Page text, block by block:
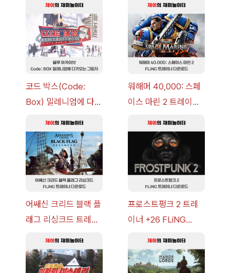
코드 박스(Code:
Box) 밀레니엄에 다가
략 [복각] | 블루 아카
이브
워해머 40,000: 스페
이스 마린 2 트레이너
v14.0+] 다운로드
어쌔신 크리드 블랙 플
래그 리싱크드 트레이
v1.0+] 다운로드
프로스트펑크 2 트레
이너 +26 FLiNG
드